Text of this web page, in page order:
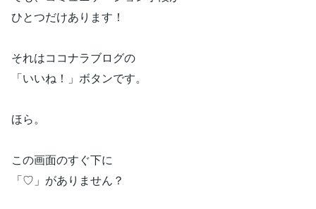
ひとつだけあります！
それはココナラブログの
「いいね！」ボタンです。
ほら。
この画面のすぐ下に
「♡」がありません？